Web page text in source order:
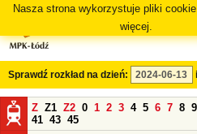
Nasza strona wykorzystuje pliki
więcej.
Sprawdź rozkład na dzień:
Z Z1 Z2 0 1 2 3 4 5 6 7 8 9
41 43 45